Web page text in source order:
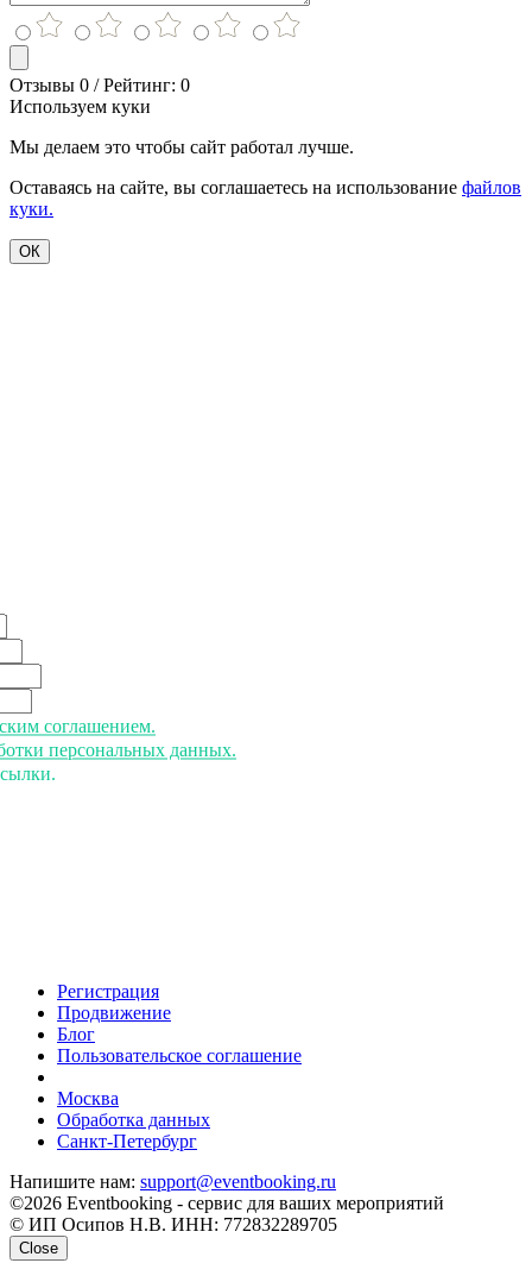
Отзывы 0 / Рейтинг: 0
Используем куки
Мы делаем это чтобы сайт работал лучше.
Оставаясь на сайте, вы соглашаетесь на использование файлов
куки.
ОК
соглашением.
персональных данных.
Регистрация
Продвижение
Блог
Пользовательское соглашение
Москва
Обработка данных
Санкт-Петербург
Напишите нам: support@eventbooking.ru
©2026 Eventbooking - сервис для ваших мероприятий
© ИП Осипов Н.В. ИНН: 772832289705
Close